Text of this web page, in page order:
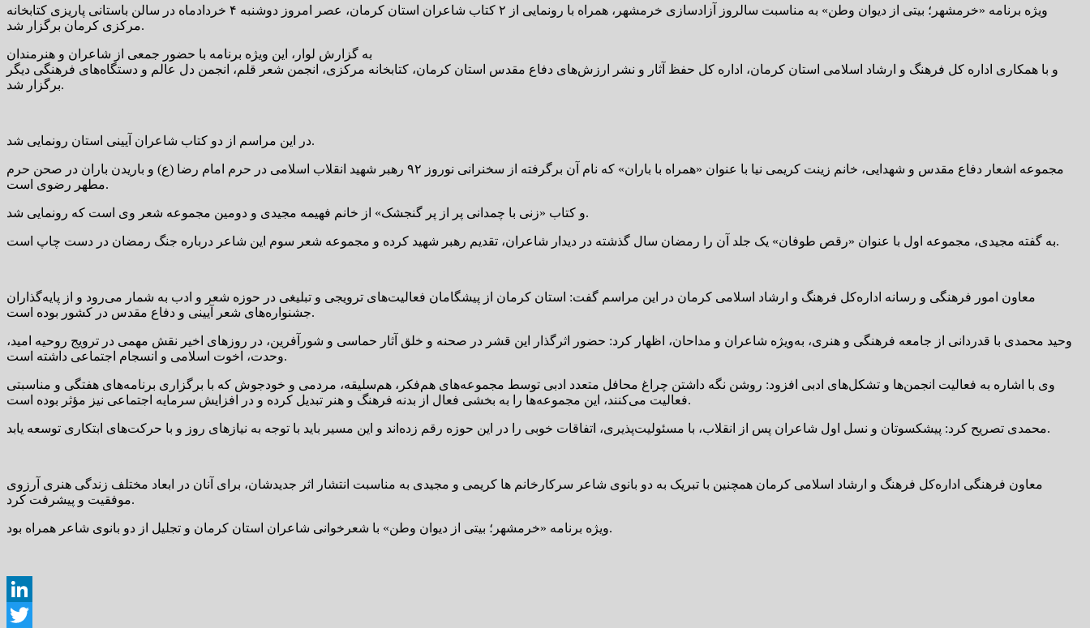
ویژه برنامه «خرمشهر؛ بیتی از دیوان وطن» به مناسبت سالروز آزادسازی خرمشهر، همراه با رونمایی از ۲ کتاب شاعران استان کرمان، عصر امروز دوشنبه ۴ خردادماه در سالن باستانی پاریزی کتابخانه
مرکزی کرمان برگزار شد.
به گزارش لوار، این ویژه برنامه با حضور جمعی از شاعران و هنرمندان
و با همکاری اداره کل فرهنگ و ارشاد اسلامی استان کرمان، اداره کل حفظ آثار و نشر ارزش‌های دفاع مقدس استان کرمان، کتابخانه مرکزی، انجمن شعر قلم، انجمن دل عالم و دستگاه‌های فرهنگی دیگر
برگزار شد.
در این مراسم از دو کتاب شاعران آیینی استان رونمایی شد.
مجموعه اشعار دفاع مقدس و شهدایی، خانم زینت کریمی نیا با عنوان «همراه با باران» که نام آن برگرفته از سخنرانی نوروز ۹۲ رهبر شهید انقلاب اسلامی در حرم امام رضا (ع) و باریدن باران در صحن حرم
مطهر رضوی است.
و کتاب «زنی با چمدانی پر از پر گنجشک‌» از خانم فهیمه مجیدی و دومین مجموعه شعر وی است که رونمایی شد.
به گفته مجیدی، مجموعه اول با عنوان «رقص طوفان» یک جلد آن را رمضان سال گذشته در دیدار شاعران، تقدیم رهبر شهید کرده و مجموعه شعر سوم این شاعر درباره جنگ رمضان در دست چاپ است.
معاون امور فرهنگی و رسانه اداره‌کل فرهنگ و ارشاد اسلامی کرمان در این مراسم گفت: استان کرمان از پیشگامان فعالیت‌های ترویجی و تبلیغی در حوزه شعر و ادب به شمار می‌رود و از پایه‌گذاران
جشنواره‌های شعر آیینی و دفاع مقدس در کشور بوده است.
وحید محمدی با قدردانی از جامعه فرهنگی و هنری، به‌ویژه شاعران و مداحان، اظهار کرد: حضور اثرگذار این قشر در صحنه و خلق آثار حماسی و شورآفرین، در روزهای اخیر نقش مهمی در ترویج روحیه امید،
وحدت، اخوت اسلامی و انسجام اجتماعی داشته است.
وی با اشاره به فعالیت انجمن‌ها و تشکل‌های ادبی افزود: روشن نگه داشتن چراغ محافل متعدد ادبی توسط مجموعه‌های هم‌فکر، هم‌سلیقه، مردمی و خودجوش که با برگزاری برنامه‌های هفتگی و مناسبتی
فعالیت می‌کنند، این مجموعه‌ها را به بخشی فعال از بدنه فرهنگ و هنر تبدیل کرده و در افزایش سرمایه اجتماعی نیز مؤثر بوده است.
محمدی تصریح کرد: پیشکسوتان و نسل اول شاعران پس از انقلاب، با مسئولیت‌پذیری، اتفاقات خوبی را در این حوزه رقم زده‌اند و این مسیر باید با توجه به نیازهای روز و با حرکت‌های ابتکاری توسعه یابد.
معاون فرهنگی اداره‌کل فرهنگ و ارشاد اسلامی کرمان همچنین با تبریک به دو بانوی شاعر سرکارخانم ها کریمی و مجیدی به مناسبت انتشار اثر جدیدشان، برای آنان در ابعاد مختلف زندگی هنری آرزوی
موفقیت و پیشرفت کرد.
ویژه برنامه «خرمشهر؛ بیتی از دیوان وطن» با شعرخوانی شاعران استان کرمان و تجلیل از دو بانوی شاعر همراه بود.
LinkedIn